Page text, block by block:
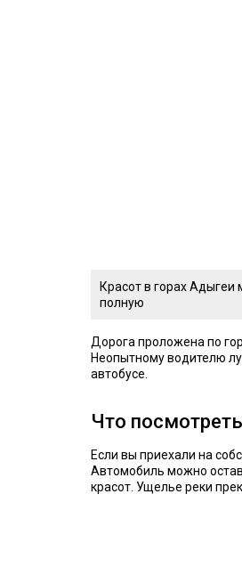
Красот в горах Адыгеи
полную
Дорога проложена по
Неопытному водителю
автобусе.
Что
Если вы приехали на
Автомобиль можно
красот. Ущелье реки